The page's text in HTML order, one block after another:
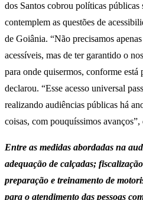
dos Santos cobrou políticas públicas
contemplem as questões de
de Goiânia. “Não precisamos
acessíveis, mas de ter garantido o
para onde quisermos, conforme
declarou. “Esse acesso universal
realizando audiências públicas há
coisas, com pouquíssimos avanços”,
Entre as medidas abordadas na
adequação de calçadas;
preparação e treinamento de
para o atendimento das pessoas